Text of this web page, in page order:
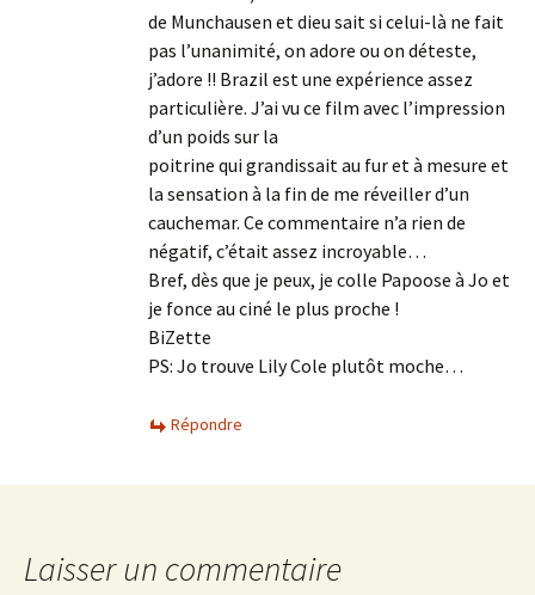
de Munchausen et dieu sait si celui-là ne fait
pas l’unanimité, on adore ou on déteste,
j’adore !! Brazil est une expérience assez
particulière. J’ai vu ce film avec l’impression
d’un poids sur la
poitrine qui grandissait au fur et à mesure et
la sensation à la fin de me réveiller d’un
cauchemar. Ce commentaire n’a rien de
négatif, c’était assez incroyable…
Bref, dès que je peux, je colle Papoose à Jo et
je fonce au ciné le plus proche !
BiZette
PS: Jo trouve Lily Cole plutôt moche…
Répondre
Laisser un commentaire